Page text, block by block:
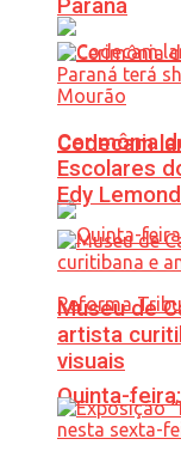
Codecam
Quinta-
Paraná
Cerimônia
Escolares
Edy
Museu de
artista
visuais